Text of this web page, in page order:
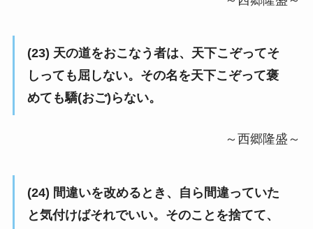
(23) 天の道をおこなう者は、天下こぞってそ
しっても屈しない。その名を天下こぞって褒
めても驕(おご)らない。
～西郷隆盛～
(24) 間違いを改めるとき、自ら間違っていた
と気付けばそれでいい。そのことを捨てて、